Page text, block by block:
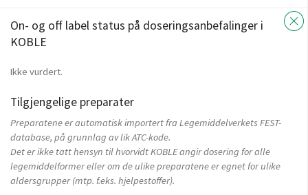
On- og off label status på doseringsanbefalinger i
KOBLE
Ikke vurdert.
Tilgjengelige preparater
Preparatene er automatisk importert fra Legemiddelverkets FEST-
database, på grunnlag av lik ATC-kode.
Det er ikke tatt hensyn til hvorvidt KOBLE angir dosering for alle
legemiddelformer eller om de ulike preparatene er egnet for ulike
aldersgrupper (mtp. f.eks. hjelpestoffer).